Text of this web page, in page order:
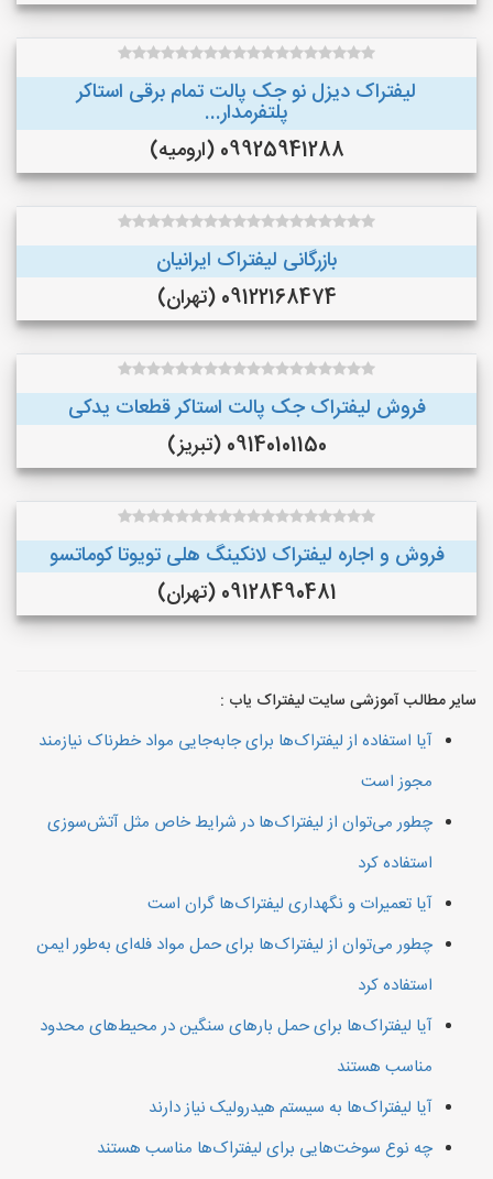
لیفتراک دیزل نو جک پالت تمام برقی استاکر
پلتفرمدار...
09925941288 (ارومیه)
بازرگانی لیفتراک ایرانیان
09122168474 (تهران)
فروش لیفتراک جک پالت استاکر قطعات یدکی
09140101150 (تبریز)
فروش و اجاره لیفتراک لانکینگ هلی تویوتا کوماتسو
09128490481 (تهران)
سایر مطالب آموزشی سایت لیفتراک یاب :
آیا استفاده از لیفتراک‌ها برای جابه‌جایی مواد خطرناک نیازمند
مجوز است
چطور می‌توان از لیفتراک‌ها در شرایط خاص مثل آتش‌سوزی
استفاده کرد
آیا تعمیرات و نگهداری لیفتراک‌ها گران است
چطور می‌توان از لیفتراک‌ها برای حمل مواد فله‌ای به‌طور ایمن
استفاده کرد
آیا لیفتراک‌ها برای حمل بارهای سنگین در محیط‌های محدود
مناسب هستند
آیا لیفتراک‌ها به سیستم هیدرولیک نیاز دارند
چه نوع سوخت‌هایی برای لیفتراک‌ها مناسب هستند